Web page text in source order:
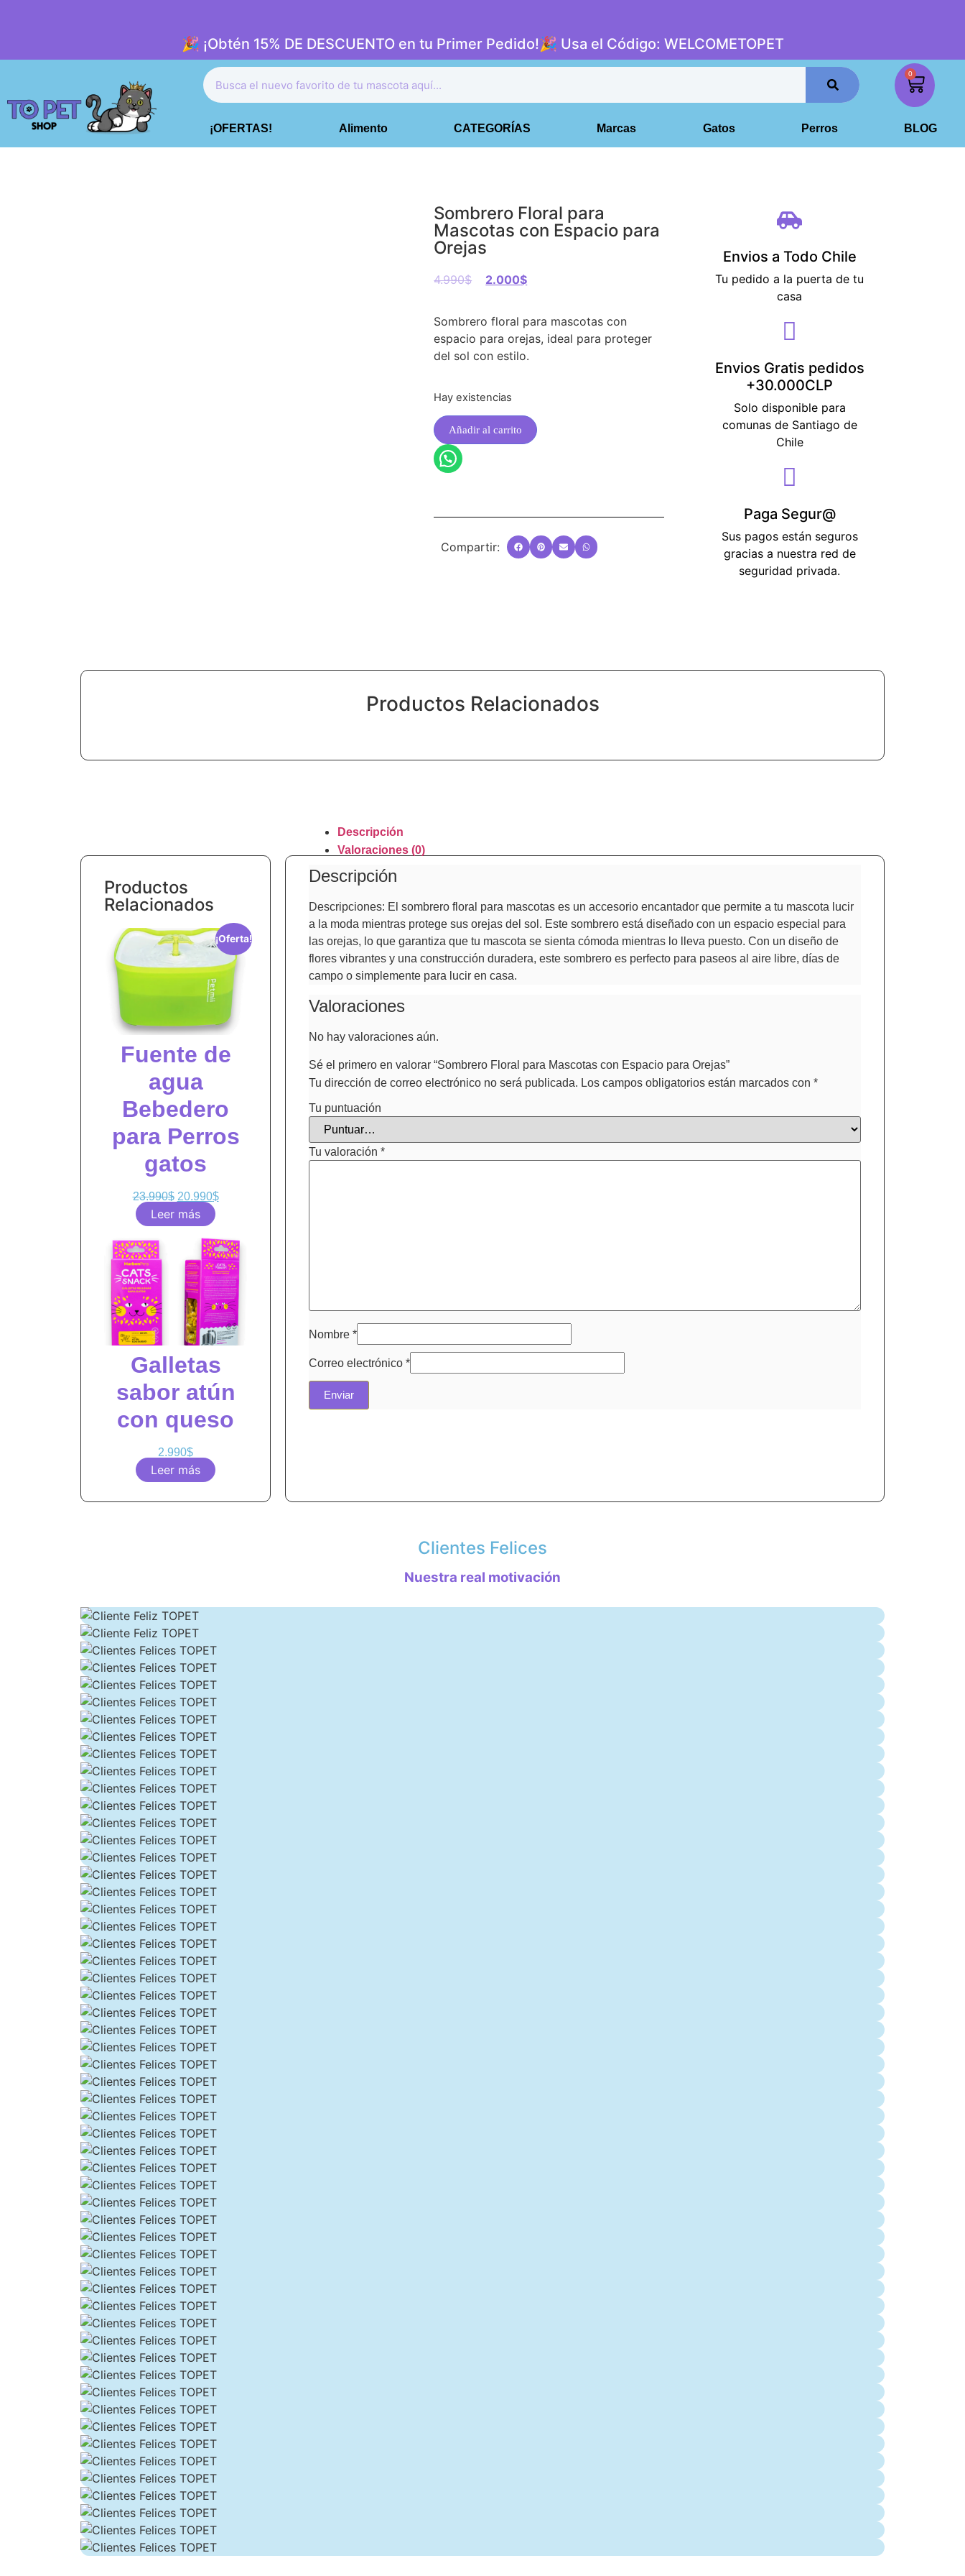
🎉 ¡Obtén 15% DE DESCUENTO en tu Primer Pedido!🎉 Usa el Código: WELCOMETOPET
0
¡OFERTAS! Alimento CATEGORÍAS Marcas Gatos Perros BLOG
Sombrero Floral para
Mascotas con Espacio para
Orejas
4.990$ 2.000$
Sombrero floral para mascotas con
espacio para orejas, ideal para proteger
del sol con estilo.
Hay existencias
Añadir al carrito
Compartir:
Envios a Todo Chile
Tu pedido a la puerta de tu
casa
Envios Gratis pedidos
+30.000CLP
Solo disponible para
comunas de Santiago de
Chile
Paga Segur@
Sus pagos están seguros
gracias a nuestra red de
seguridad privada.
Productos Relacionados
Productos
Relacionados
¡Oferta!
Fuente de
agua
Bebedero
para Perros
gatos
23.990$ 20.990$
Leer más
Galletas
sabor atún
con queso
2.990$
Leer más
Descripción
Valoraciones (0)
Descripción
Descripciones: El sombrero floral para mascotas es un accesorio encantador que permite a tu mascota lucir
a la moda mientras protege sus orejas del sol. Este sombrero está diseñado con un espacio especial para
las orejas, lo que garantiza que tu mascota se sienta cómoda mientras lo lleva puesto. Con un diseño de
flores vibrantes y una construcción duradera, este sombrero es perfecto para paseos al aire libre, días de
campo o simplemente para lucir en casa.
Valoraciones
No hay valoraciones aún.
Sé el primero en valorar “Sombrero Floral para Mascotas con Espacio para Orejas”
Tu dirección de correo electrónico no será publicada. Los campos obligatorios están marcados con *
Tu puntuación
Tu valoración *
Nombre *
Correo electrónico *
Clientes Felices
Nuestra real motivación